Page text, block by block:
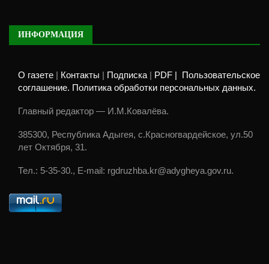
ИНФОРМАЦИЯ
О газете Контакты Подписка PDF |
Пользовательское
соглашение. Политика обработки персональных данных.
Главный редактор — И.М.Ковалёва.
385300, Республика Адыгея, с.Красногвардейское, ул.50
лет Октября, 31.
Тел.: 5-35-30., E-mail: rgdruzhba.kr@adygheya.gov.ru.